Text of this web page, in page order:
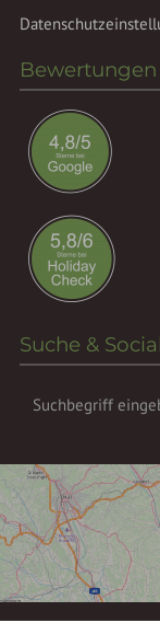
Bewertungen
Suche &
Suchbegriff